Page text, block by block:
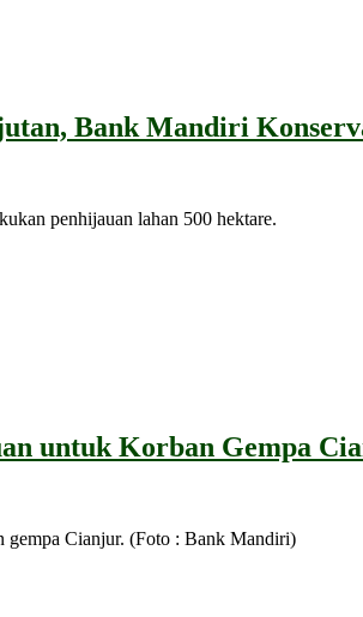
Bank Mandiri
penhijauan lahan 500 hektare.
untuk Korban Gempa
gempa Cianjur. (Foto : Bank Mandiri)